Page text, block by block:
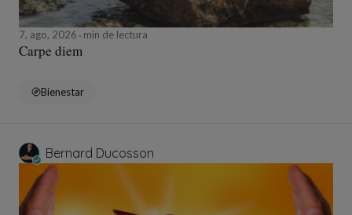
7, ago, 2026 min de lectura
Carpe diem
Bienestar
Bernard Ducosson